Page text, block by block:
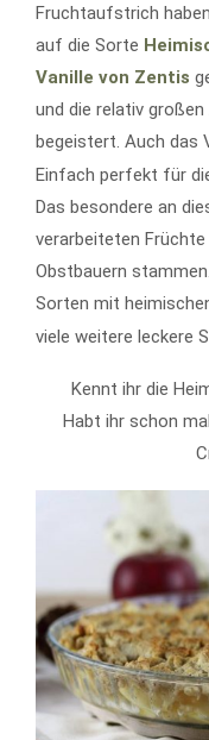
Fruchtaufstrich
auf die Sorte
Vanille von Zentis
und die relativ
begeistert. Auch das
Einfach perfekt für
Das besondere an
verarbeiteten
Obstbauern
Sorten mit
viele weitere leckere
Kennt ihr die
Habt ihr schon